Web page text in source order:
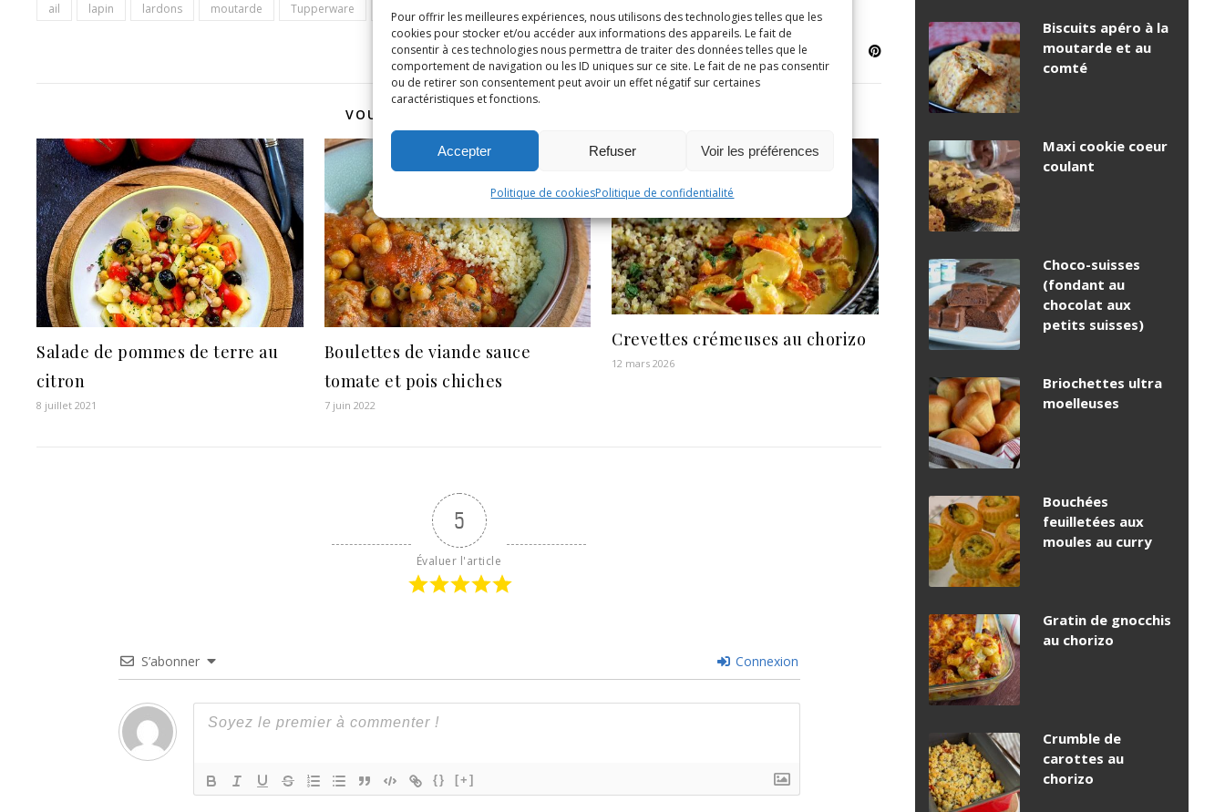
Pour offrir les meilleures expériences, nous utilisons des technologies telles que les
cookies pour stocker et/ou accéder aux informations des appareils. Le fait de
consentir à ces technologies nous permettra de traiter des données telles que le
comportement de navigation ou les ID uniques sur ce site. Le fait de ne pas consentir
ou de retirer son consentement peut avoir un effet négatif sur certaines
caractéristiques et fonctions.
Accepter Refuser Voir les préférences
Politique de cookiesPolitique de confidentialité
ail lapin lardons moutarde Tupperware
VOUS POURRIEZ AUSSI AIMER
Salade de pommes de terre au
citron
8 juillet 2021
Boulettes de viande sauce
tomate et pois chiches
7 juin 2022
Crevettes crémeuses au chorizo
12 mars 2026
5
Évaluer l'article
S’abonner Connexion
{} [+]
Biscuits apéro à la
moutarde et au
comté
Maxi cookie coeur
coulant
Choco-suisses
(fondant au
chocolat aux
petits suisses)
Briochettes ultra
moelleuses
Bouchées
feuilletées aux
moules au curry
Gratin de gnocchis
au chorizo
Crumble de
carottes au
chorizo